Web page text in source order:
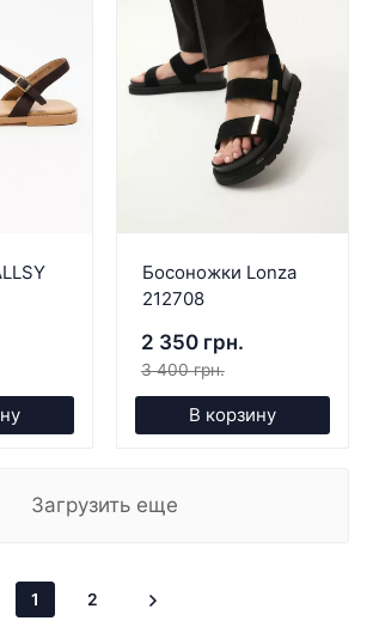
Босоножки Lonza
212708
2 350 грн.
3 400 грн.
В корзину
Загрузить еще
1 2